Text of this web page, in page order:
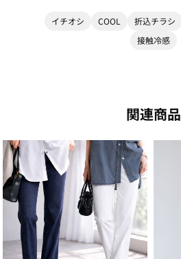
イチオシ COOL 折込チラシ
接触冷感
関連商品